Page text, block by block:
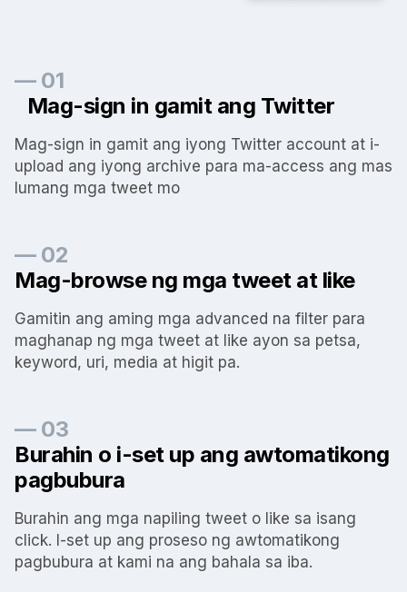
— 01
Mag-sign in gamit ang Twitter
Mag-sign in gamit ang iyong Twitter account at i-
upload ang iyong archive para ma-access ang mas
lumang mga tweet mo
— 02
Mag-browse ng mga tweet at like
Gamitin ang aming mga advanced na filter para
maghanap ng mga tweet at like ayon sa petsa,
keyword, uri, media at higit pa.
— 03
Burahin o i-set up ang awtomatikong
pagbubura
Burahin ang mga napiling tweet o like sa isang
click. I-set up ang proseso ng awtomatikong
pagbubura at kami na ang bahala sa iba.